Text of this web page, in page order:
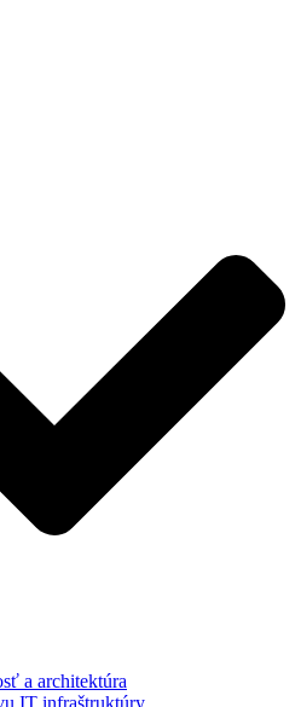
a architektúra